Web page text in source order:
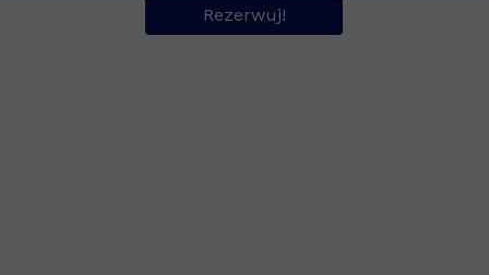
Rezerwuj!